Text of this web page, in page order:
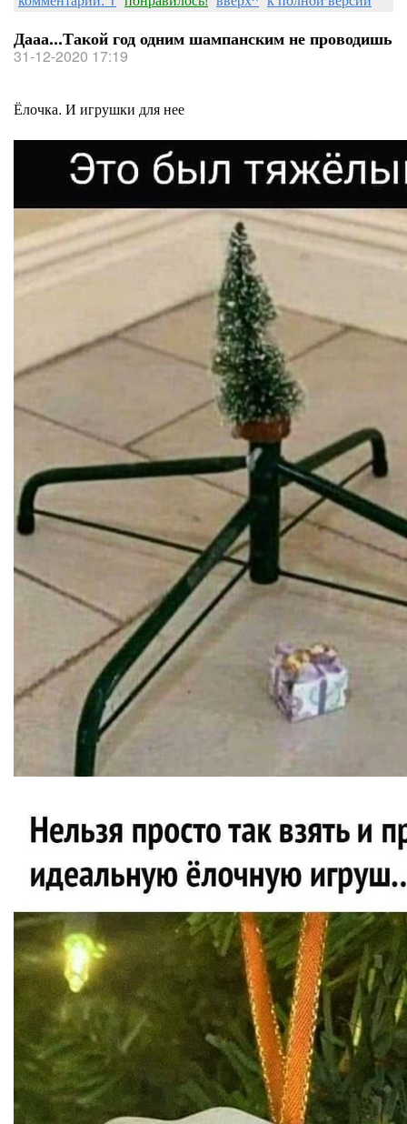
Дааа...Такой год одним шампанским не проводишь
31-12-2020 17:19
Ёлочка. И игрушки для нее